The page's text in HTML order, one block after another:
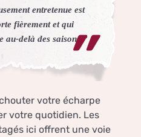
entretenue est
fièrement et qui
au-delà des saisons.”
votre écharpe
votre quotidien. Les
ici offrent une voie